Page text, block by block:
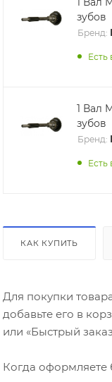
зубов
Бренд:
Есть
1 Вал
зубов
Бренд:
Есть
КАК КУПИТЬ
Для покупки
добавьте его в
или «Быстрый
Когда